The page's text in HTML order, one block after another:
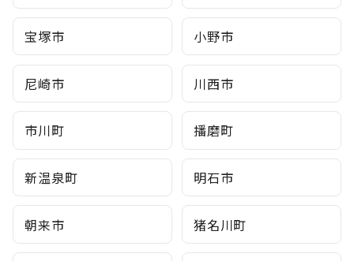
宝塚市 小野市
尼崎市 川西市
市川町 播磨町
新温泉町 明石市
朝来市 猪名川町